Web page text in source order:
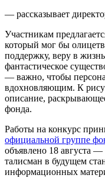
— рассказывает
Участникам
который мог бы
поддержку, веру в
фантастическое
— важно, чтобы
вдохновляющим. К
описание,
фонда.
Работы на конкурс
официальной группе
объявлено 18 августа
талисман в будущем
информационных